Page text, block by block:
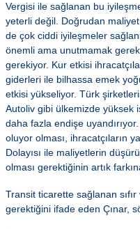
Vergisi ile sağlanan bu
yeterli değil. Doğrudan
de çok ciddi iyileşmeler
önemli ama unutmamak
gerekiyor. Kur etkisi
giderleri ile bilhassa emek
etkisi yükseliyor. Türk
Autoliv gibi ülkemizde yüksek
daha fazla endişe
oluyor olması, ihracatçıların
Dolayısı ile maliyetlerin
olması gerektiğinin artık
Transit ticarette sağlanan
gerektiğini ifade eden Çınar,